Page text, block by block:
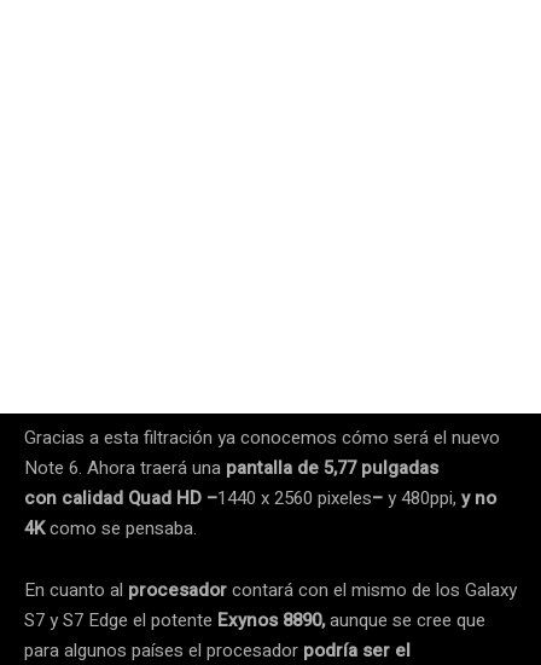
Gracias a esta filtración ya conocemos cómo será el nuevo
Note 6. Ahora traerá una pantalla de 5,77 pulgadas
con calidad Quad HD –1440 x 2560 pixeles–y 480ppi, y no
4Kcomo se pensaba.
En cuanto al procesadorcontará con el mismo de los Galaxy
S7 y S7 Edge el potente Exynos 8890,aunque se cree que
para algunos países el procesador podría ser el